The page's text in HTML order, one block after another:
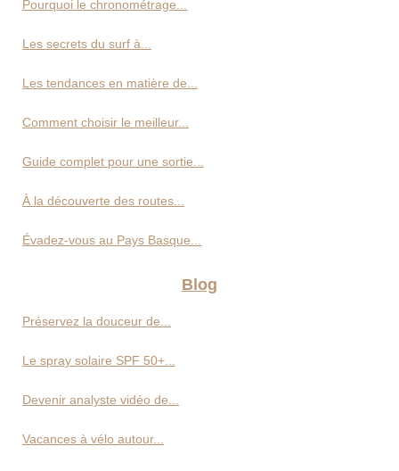
Pourquoi le chronométrage...
Les secrets du surf à...
Les tendances en matière de...
Comment choisir le meilleur...
Guide complet pour une sortie...
À la découverte des routes...
Évadez-vous au Pays Basque...
Blog
Préservez la douceur de...
Le spray solaire SPF 50+...
Devenir analyste vidéo de...
Vacances à vélo autour...